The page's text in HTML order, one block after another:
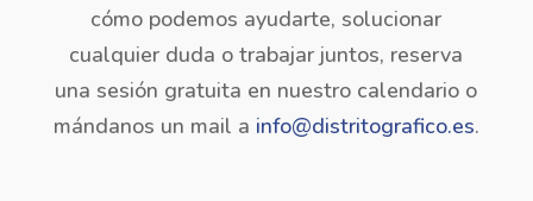
cómo podemos ayudarte, solucionar
cualquier duda o trabajar juntos, reserva
una sesión gratuita en nuestro calendario o
mándanos un mail a info@distritografico.es.